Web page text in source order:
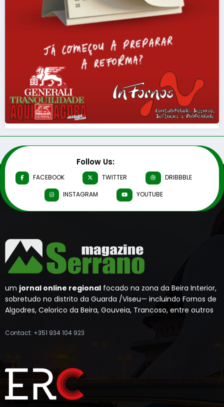
Follow Us:
FACEBOOK TWITTER
DRIBBBLE
INSTAGRAM
YOUTUBE
um jornal online regional focado na zona da Beira Interior,
sobretudo no distrito da Guarda /Viseu— incluindo Fornos de
Algodres, Celorico da Beira, Gouveia, Trancoso, entre outros
Contact: +351 934 104 923